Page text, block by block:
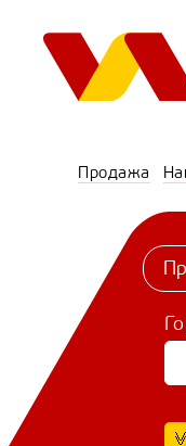
Продажа